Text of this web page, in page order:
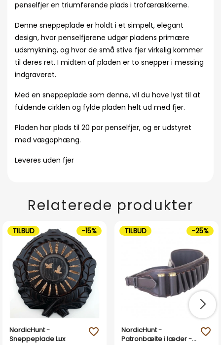
penselfjer en triumferende plads i trofærækkerne.
Denne sneppeplade er holdt i et simpelt, elegant
design, hvor penselfjerene udgør pladens primære
udsmykning, og hvor de små stive fjer virkelig kommer
til deres ret. I midten af pladen er to snepper i messing
indgraveret.
Med en sneppeplade som denne, vil du have lyst til at
fuldende cirklen og fylde pladen helt ud med fjer.
Pladen har plads til 20 par penselfjer, og er udstyret
med vægophæng.
Leveres uden fjer
Relaterede produkter
NordicHunt -
Sneppeplade Lux
favorite_outline
TILBUD -15%
NordicHunt -
Patronbælte i læder -
favorite_outline
TILBUD -25%